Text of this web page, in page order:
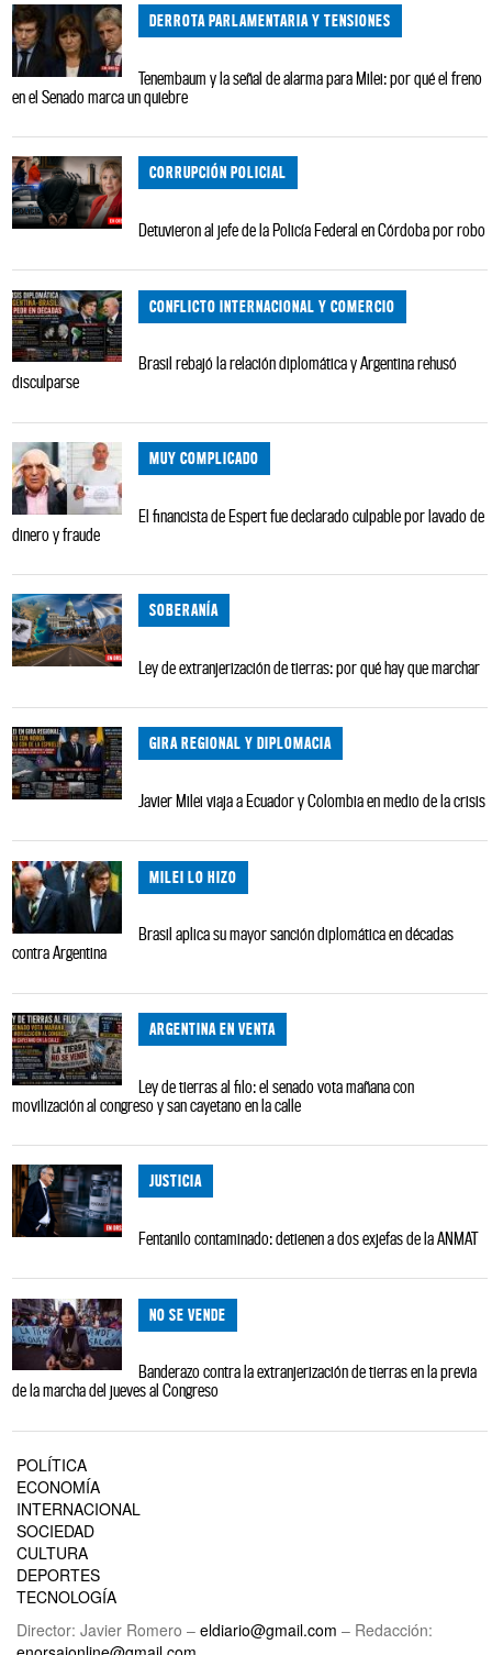
DERROTA PARLAMENTARIA Y TENSIONES
Tenembaum y la señal de alarma para Milei: por qué el freno
en el Senado marca un quiebre
CORRUPCIÓN POLICIAL
Detuvieron al jefe de la Policía Federal en Córdoba por robo
CONFLICTO INTERNACIONAL Y COMERCIO
Brasil rebajó la relación diplomática y Argentina rehusó
disculparse
MUY COMPLICADO
El financista de Espert fue declarado culpable por lavado de
dinero y fraude
SOBERANÍA
Ley de extranjerización de tierras: por qué hay que marchar
GIRA REGIONAL Y DIPLOMACIA
Javier Milei viaja a Ecuador y Colombia en medio de la crisis
MILEI LO HIZO
Brasil aplica su mayor sanción diplomática en décadas
contra Argentina
ARGENTINA EN VENTA
Ley de tierras al filo: el senado vota mañana con
movilización al congreso y san cayetano en la calle
JUSTICIA
Fentanilo contaminado: detienen a dos exjefas de la ANMAT
NO SE VENDE
Banderazo contra la extranjerización de tierras en la previa
de la marcha del jueves al Congreso
POLÍTICA
ECONOMÍA
INTERNACIONAL
SOCIEDAD
CULTURA
DEPORTES
TECNOLOGÍA
Director: Javier Romero – eldiario@gmail.com – Redacción: